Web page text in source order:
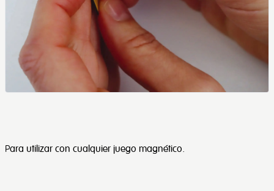
Para utilizar con cualquier juego magnético.